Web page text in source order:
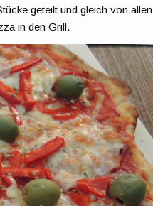
geteilt und gleich von allen
in den Grill.